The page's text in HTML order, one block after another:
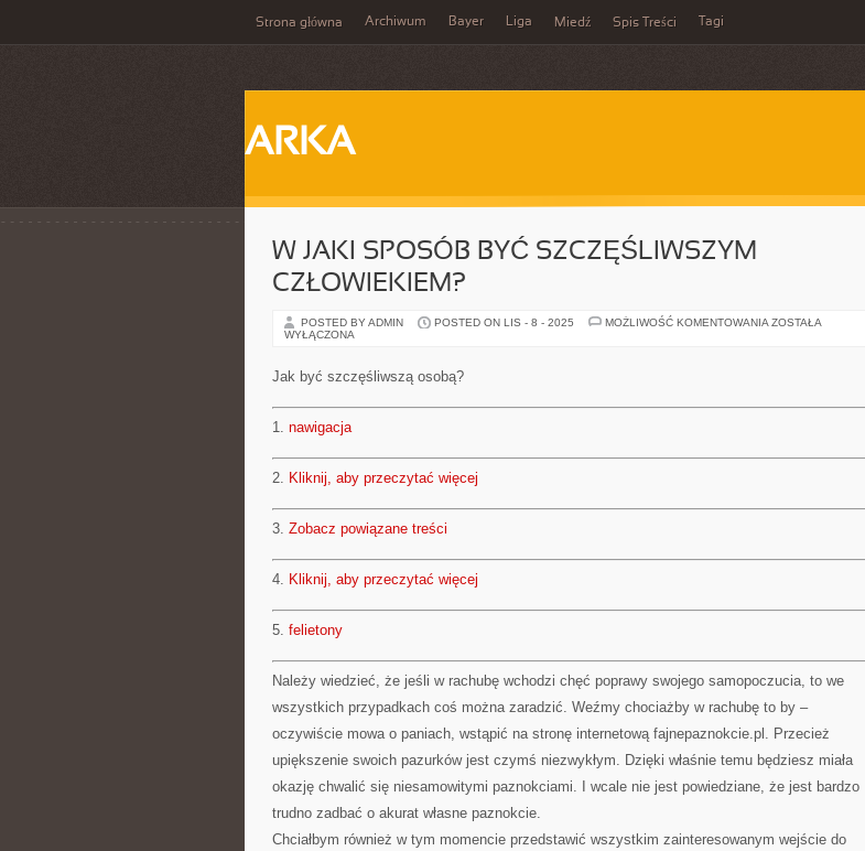
Strona główna Archiwum Bayer Liga Miedź Spis Treści Tagi
ARKA
W JAKI SPOSÓB BYĆ SZCZĘŚLIWSZYM
CZŁOWIEKIEM?
POSTED BY ADMIN POSTED ON LIS - 8 - 2025 MOŻLIWOŚĆ KOMENTOWANIA W
ZOSTAŁA
WYŁĄCZONA
Jak być szczęśliwszą osobą?
1. nawigacja
2. Kliknij, aby przeczytać więcej
3. Zobacz powiązane treści
4. Kliknij, aby przeczytać więcej
5. felietony
Należy wiedzieć, że jeśli w rachubę wchodzi chęć poprawy swojego samopoczucia, to we
wszystkich przypadkach coś można zaradzić. Weźmy chociażby w rachubę to by –
oczywiście mowa o paniach, wstąpić na stronę internetową fajnepaznokcie.pl. Przecież
upiększenie swoich pazurków jest czymś niezwykłym. Dzięki właśnie temu będziesz miała
okazję chwalić się niesamowitymi paznokciami. I wcale nie jest powiedziane, że jest bardzo
trudno zadbać o akurat własne paznokcie.
Chciałbym również w tym momencie przedstawić wszystkim zainteresowanym wejście do